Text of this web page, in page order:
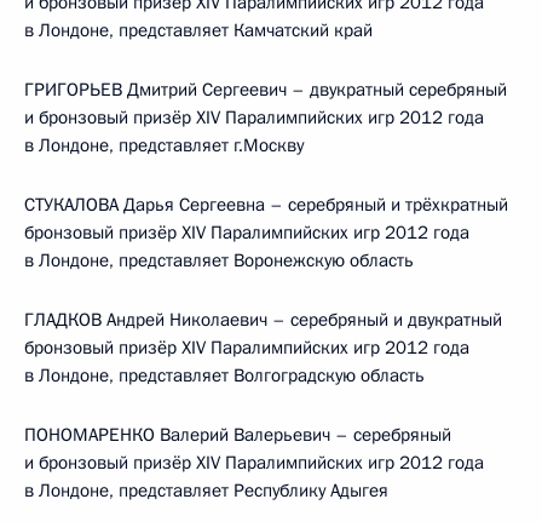
в Лондоне, представляет Камчатский край
ГРИГОРЬЕВ Дмитрий Сергеевич – двукратный серебряный
и бронзовый призёр XIV Паралимпийских игр 2012 года
в Лондоне, представляет г.Москву
СТУКАЛОВА Дарья Сергеевна – серебряный и трёхкратный
бронзовый призёр XIV Паралимпийских игр 2012 года
в Лондоне, представляет Воронежскую область
ГЛАДКОВ Андрей Николаевич – серебряный и двукратный
бронзовый призёр XIV Паралимпийских игр 2012 года
в Лондоне, представляет Волгоградскую область
ПОНОМАРЕНКО Валерий Валерьевич – серебряный
и бронзовый призёр XIV Паралимпийских игр 2012 года
в Лондоне, представляет Республику Адыгея